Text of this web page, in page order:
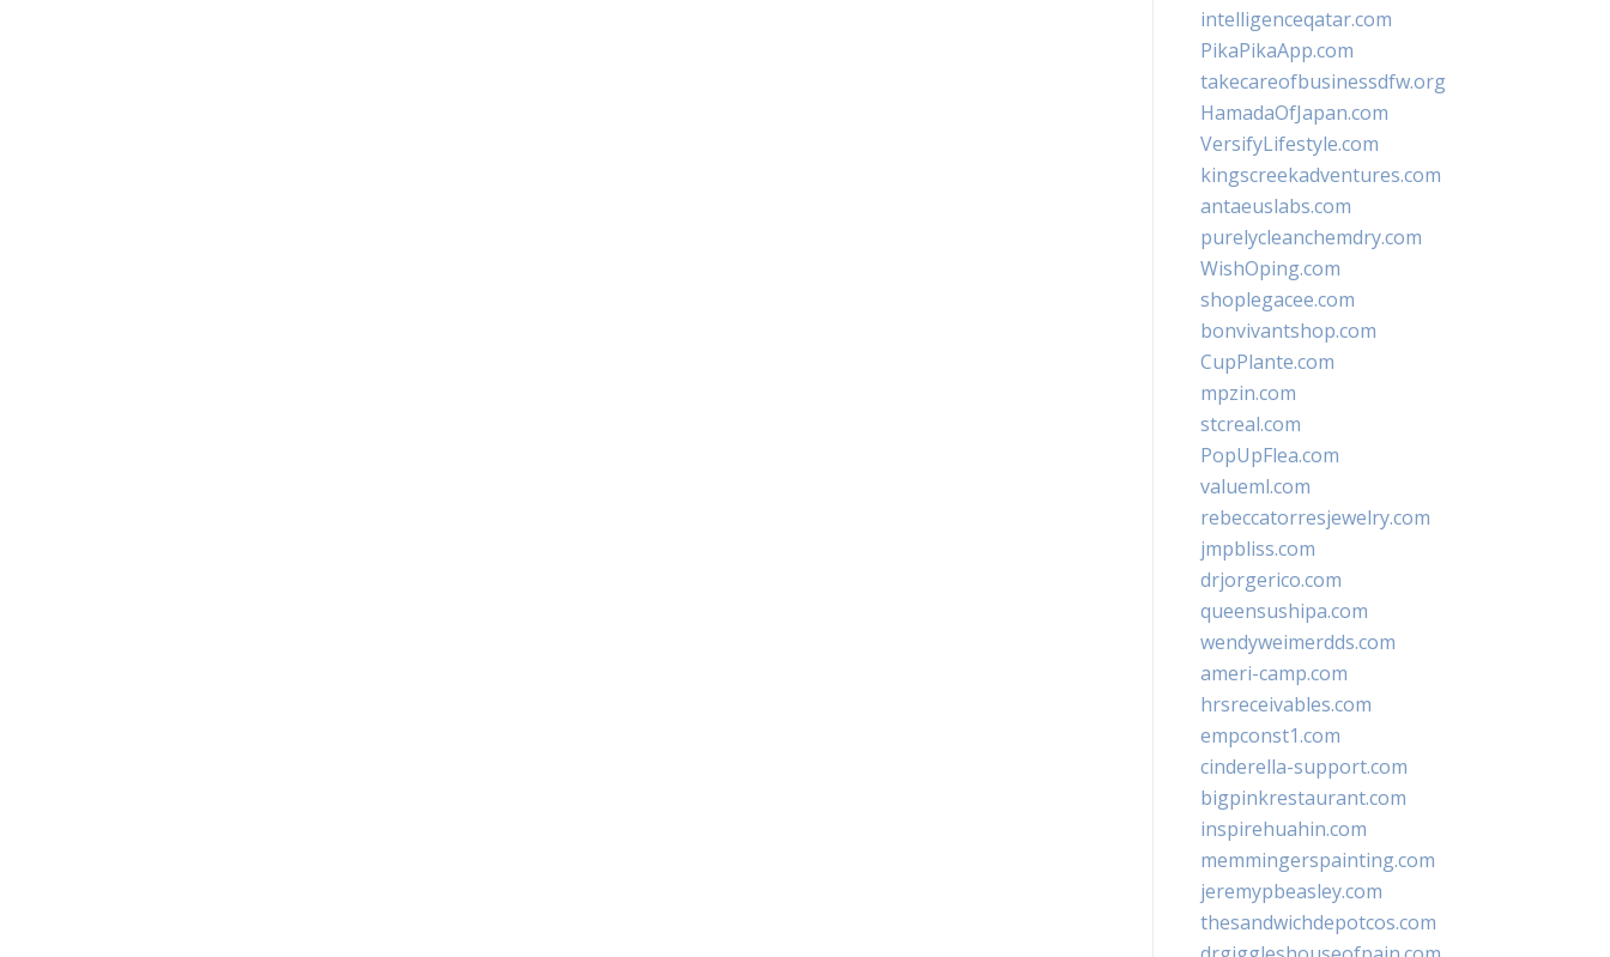
intelligenceqatar.com
PikaPikaApp.com
takecareofbusinessdfw.org
HamadaOfJapan.com
VersifyLifestyle.com
kingscreekadventures.com
antaeuslabs.com
purelycleanchemdry.com
WishOping.com
shoplegacee.com
bonvivantshop.com
CupPlante.com
mpzin.com
stcreal.com
PopUpFlea.com
valueml.com
rebeccatorresjewelry.com
jmpbliss.com
drjorgerico.com
queensushipa.com
wendyweimerdds.com
ameri-camp.com
hrsreceivables.com
empconst1.com
cinderella-support.com
bigpinkrestaurant.com
inspirehuahin.com
memmingerspainting.com
jeremypbeasley.com
thesandwichdepotcos.com